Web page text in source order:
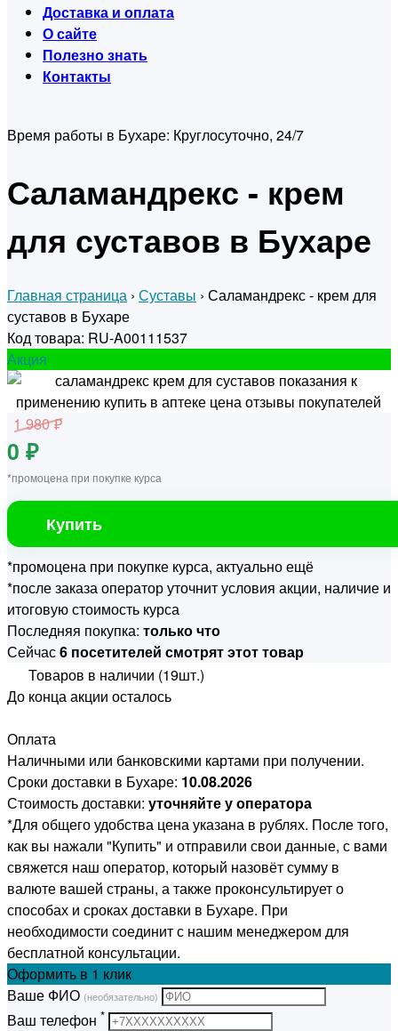
Доставка и оплата
О сайте
Полезно знать
Контакты
Время работы в Бухаре: Круглосуточно, 24/7
Саламандрекс - крем
для суставов в Бухаре
Главная страница › Суставы › Саламандрекс - крем для
суставов в Бухаре
Код товара: RU-A00111537
Акция
1 980 ₽
0 ₽
*промоцена при покупке курса
Купить
*промоцена при покупке курса, актуально ещё
*после заказа оператор уточнит условия акции, наличие и
итоговую стоимость курса
Последняя покупка: только что
Сейчас6 посетителей смотрят этот товар
Товаров в наличии (19шт.)
До конца акции осталось
Оплата
Наличными или банковскими картами при получении.
Сроки доставки в Бухаре: 10.08.2026
Стоимость доставки: уточняйте у оператора
*Для общего удобства цена указана в рублях. После того,
как вы нажали "Купить" и отправили свои данные, с вами
свяжется наш оператор, который назовёт сумму в
валюте вашей страны, а также проконсультирует о
способах и сроках доставки в Бухаре. При
необходимости соединит с нашим менеджером для
бесплатной консультации.
Оформить в 1 клик
Ваше ФИО (необязательно)
Ваш телефон *